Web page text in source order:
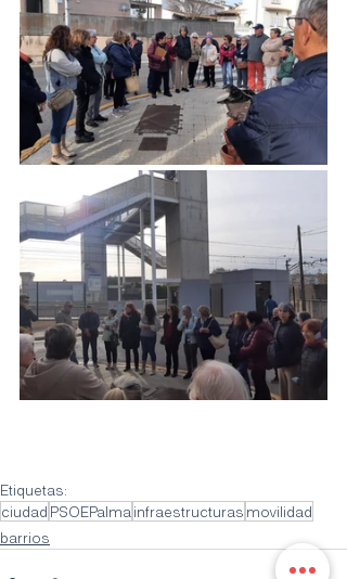
Etiquetas:
ciudad PSOEPalma infraestructuras movilidad
barrios